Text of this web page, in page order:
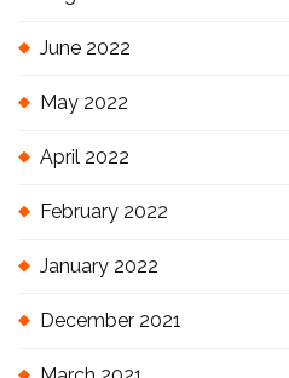
June 2022
May 2022
April 2022
February 2022
January 2022
December 2021